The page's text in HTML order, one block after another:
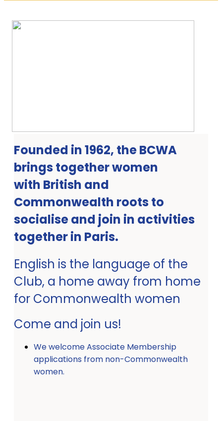
Founded in 1962, the BCWA
brings together women
with British and
Commonwealth roots to
socialise and join in activities
together in Paris.
English is the language of the
Club, a home away from home
for Commonwealth women
Come and join us!
We welcome Associate Membership
applications from non-Commonwealth
women.